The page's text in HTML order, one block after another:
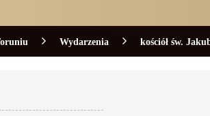
Wydarzenia kościół św.